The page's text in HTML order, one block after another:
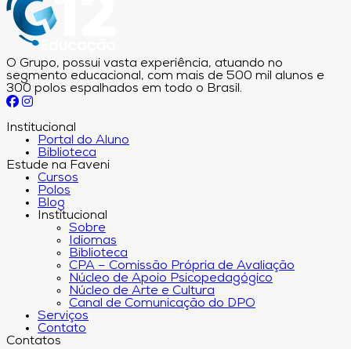
O Grupo, possui vasta experiência, atuando no
segmento educacional, com mais de 500 mil alunos e
300 polos espalhados em todo o Brasil.
Institucional
Portal do Aluno
Biblioteca
Estude na Faveni
Cursos
Polos
Blog
Institucional
Sobre
Idiomas
Biblioteca
CPA – Comissão Própria de Avaliação
Núcleo de Apoio Psicopedagógico
Núcleo de Arte e Cultura
Canal de Comunicação do DPO
Serviços
Contato
Contatos